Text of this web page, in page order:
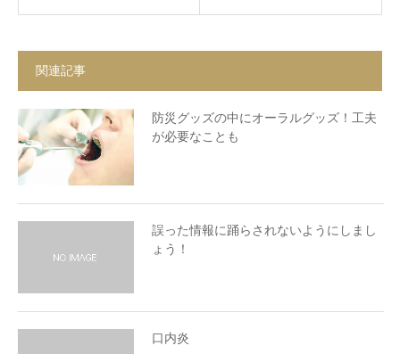
関連記事
防災グッズの中にオーラルグッズ！工夫
が必要なことも
誤った情報に踊らされないようにしまし
ょう！
口内炎